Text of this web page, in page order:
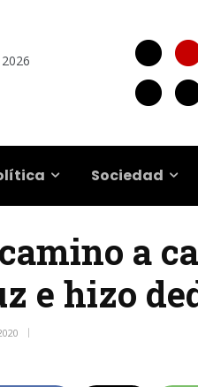
Sociedad
a
e hizo